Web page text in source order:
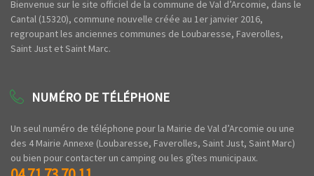
Bienvenue sur le site officiel de la commune de Val d’Arcomie, dans le
Cantal (15320), commune nouvelle créée au 1er janvier 2016,
regroupant les anciennes communes de Loubaresse, Faverolles,
Saint Just et Saint Marc.
NUMÉRO DE TÉLÉPHONE
Un seul numéro de téléphone pour la Mairie de Val d’Arcomie ou une
des 4 Mairie Annexe (Loubaresse, Faverolles, Saint Just, Saint Marc)
ou bien pour contacter un camping ou les gîtes municipaux.